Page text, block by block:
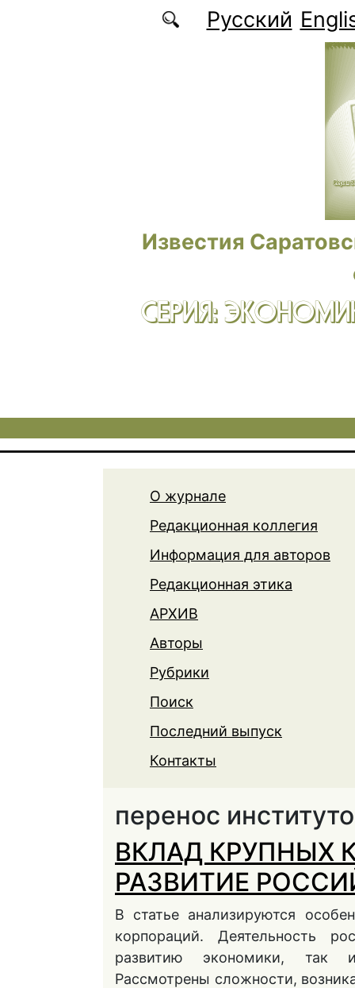
Перейти к основному содержаниюРусский
Известия
СЕРИЯ:
О журнале
Редакционная коллегия
Информация для авторов
Редакционная этика
АРХИВ
Авторы
Рубрики
Поиск
Последний выпуск
Контакты
перенос
ВКЛАД КРУПНЫХ
РАЗВИТИЕ
В статье анализируются
корпораций. Деятельность
развитию экономики, так
Рассмотрены сложности,